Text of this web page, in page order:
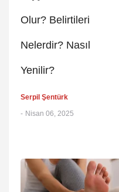
Olur? Belirtileri
Nelerdir? Nasıl
Yenilir?
Serpil Şentürk
- Nisan 06, 2025